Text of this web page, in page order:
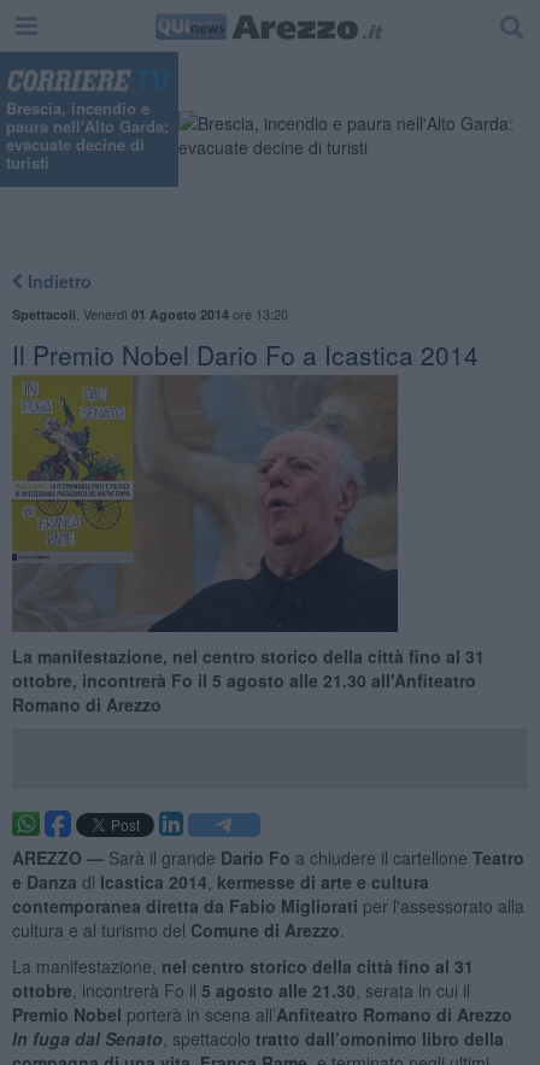
Brescia, incendio e
paura nell'Alto Garda:
evacuate decine di
turisti
Indietro
Spettacoli Venerdì 01 Agosto 2014ore 13:20
Il Premio Nobel Dario Fo a Icastica 2014
La manifestazione, nel centro storico della città fino al 31
ottobre, incontrerà Fo il 5 agosto alle 21.30 all'Anfiteatro
Romano di Arezzo
AREZZO — Sarà il grande Dario Fo a chiudere il cartellone Teatro
e Danza di Icastica 2014 kermesse di arte e cultura
contemporanea diretta da Fabio Migliorati per l'assessorato alla
cultura e al turismo del Comune di Arezzo
La manifestazione, nel centro storico della città fino al 31
ottobre , incontrerà Fo il 5 agosto alle 21.30 , serata in cui il
Premio Nobel porterà in scena all’Anfiteatro Romano di Arezzo
In fuga dal Senato , spettacolo tratto dall’omonimo libro della